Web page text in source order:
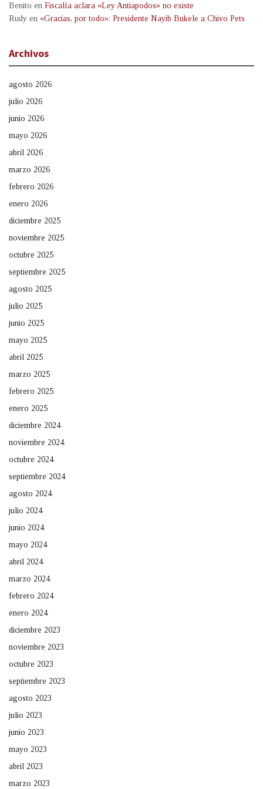
Benito en Fiscalía aclara «Ley Antiapodos» no existe
Rudy en «Gracias, por todo»: Presidente Nayib Bukele a Chivo Pets
Archivos
agosto 2026
julio 2026
junio 2026
mayo 2026
abril 2026
marzo 2026
febrero 2026
enero 2026
diciembre 2025
noviembre 2025
octubre 2025
septiembre 2025
agosto 2025
julio 2025
junio 2025
mayo 2025
abril 2025
marzo 2025
febrero 2025
enero 2025
diciembre 2024
noviembre 2024
octubre 2024
septiembre 2024
agosto 2024
julio 2024
junio 2024
mayo 2024
abril 2024
marzo 2024
febrero 2024
enero 2024
diciembre 2023
noviembre 2023
octubre 2023
septiembre 2023
agosto 2023
julio 2023
junio 2023
mayo 2023
abril 2023
marzo 2023